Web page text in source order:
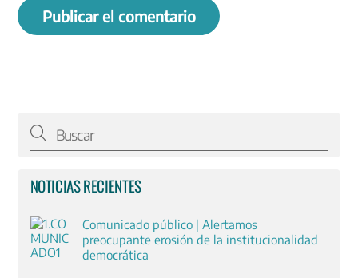
NOTICIAS RECIENTES
Comunicado público | Alertamos
preocupante erosión de la institucionalidad
democrática